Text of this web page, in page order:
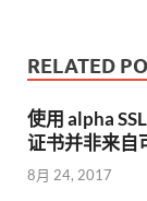
RELATED
使用 alpha
证书并非来自
8月 24, 2017